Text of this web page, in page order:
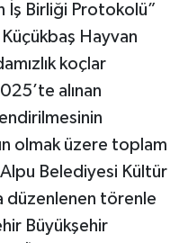
İş Birliği Protokolü”
Hayvan
koçlar
alınan
olmak üzere toplam
Alpu Belediyesi Kültür
düzenlenen törenle
Büyükşehir